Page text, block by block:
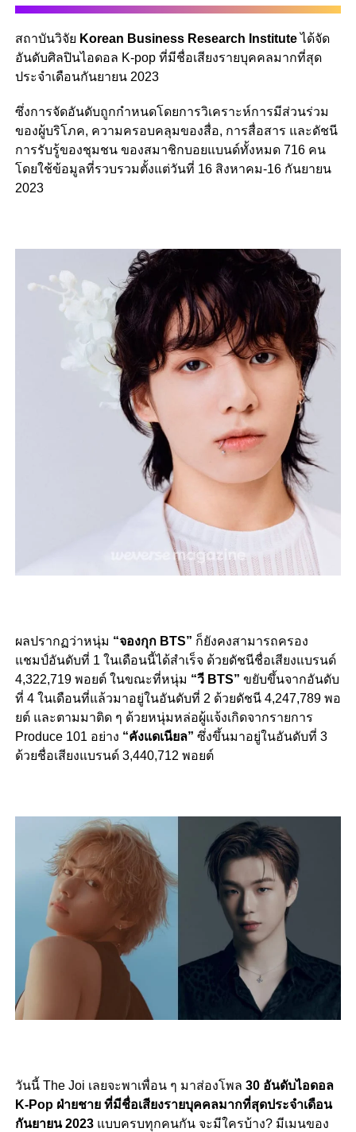
สถาบันวิจัย Korean Business Research Instituteได้จัด
อันดับศิลปินไอดอล K-pop ที่มีชื่อเสียงรายบุคคลมากที่สุด
ประจำเดือนกันยายน 2023
ซึ่งการจัดอันดับถูกกำหนดโดยการวิเคราะห์การมีส่วนร่วม
ของผู้บริโภค, ความครอบคลุมของสื่อ, การสื่อสาร และดัชนี
การรับรู้ของชุมชน ของสมาชิกบอยแบนด์ทั้งหมด 716 คน
โดยใช้ข้อมูลที่รวบรวมตั้งแต่วันที่ 16 สิงหาคม-16 กันยายน
2023
ผลปรากฏว่าหนุ่ม “จองกุก BTS” ก็ยังคงสามารถครอง
แชมป์อันดับที่ 1 ในเดือนนี้ได้สำเร็จ ด้วยดัชนีชื่อเสียงแบรนด์
4,322,719 พอยต์ ในขณะที่หนุ่ม “วี BTS” ขยับขึ้นจากอันดับ
ที่ 4 ในเดือนที่แล้วมาอยู่ในอันดับที่ 2 ด้วยดัชนี 4,247,789 พอ
ยต์ และตามมาติด ๆ ด้วยหนุ่มหล่อผู้แจ้งเกิดจากรายการ
Produce 101 อย่าง “คังแดเนียล” ซึ่งขึ้นมาอยู่ในอันดับที่ 3
ด้วยชื่อเสียงแบรนด์ 3,440,712 พอยต์
วันนี้ The Joi เลยจะพาเพื่อน ๆ มาส่องโพล 30 อันดับไอดอล
K-Pop ฝ่ายชาย ที่มีชื่อเสียงรายบุคคลมากที่สุดประจำเดือน
กันยายน 2023แบบครบทุกคนกัน จะมีใครบ้าง? มีเมนของ